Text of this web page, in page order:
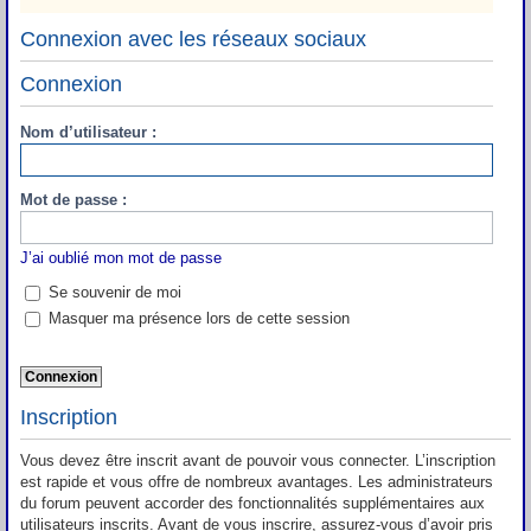
Connexion avec les réseaux sociaux
Connexion
Nom d’utilisateur :
Mot de passe :
J’ai oublié mon mot de passe
Se souvenir de moi
Masquer ma présence lors de cette session
Inscription
Vous devez être inscrit avant de pouvoir vous connecter. L’inscription
est rapide et vous offre de nombreux avantages. Les administrateurs
du forum peuvent accorder des fonctionnalités supplémentaires aux
utilisateurs inscrits. Avant de vous inscrire, assurez-vous d’avoir pris